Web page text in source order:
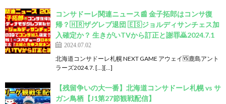
コンサドーレ関連ニュース📰 金子拓郎はコンサ復
帰？🇭🇷ザグレブ退団 🇪🇸ジョルディサンチェス加
入確定か？ 生きがいTVから訂正と謝罪🙇2024.7.1
2024.07.02
北海道コンサドーレ札幌 NEXT GAME アウェイ🆚鹿島アント
ラーズ2024.7. […][…]
【残留争いの大一番】北海道コンサドーレ札幌 vs サ
ガン鳥栖【J1第27節観戦配信】